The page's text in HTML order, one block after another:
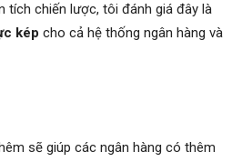
tích chiến lược, tôi đánh giá đây là
kép cho cả hệ thống ngân hàng và
sẽ giúp các ngân hàng có thêm